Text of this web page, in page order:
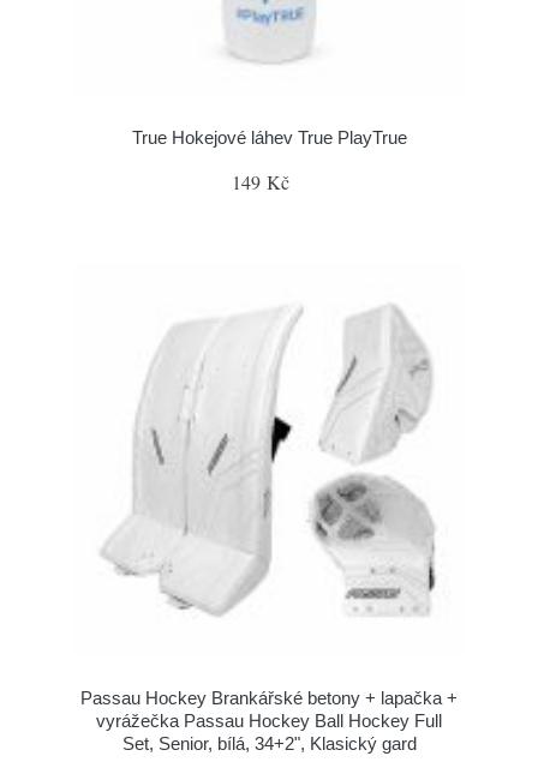
True Hokejové láhev True PlayTrue
149 Kč
Passau Hockey Brankářské betony + lapačka +
vyrážečka Passau Hockey Ball Hockey Full
Set, Senior, bílá, 34+2", Klasický gard